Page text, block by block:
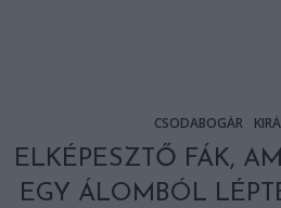
CSODABOGÁR
ELKÉPESZTŐ FÁK,
EGY ÁLOMBÓL